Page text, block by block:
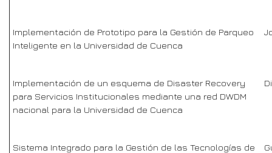
Implementación de Prototipo para la Gestión de Parqueo
Inteligente en la Universidad de Cuenca
Implementación de un esquema de Disaster Recovery
para Servicios Institucionales mediante una red DWDM
nacional para la Universidad de Cuenca
Sistema Integrado para la Gestión de las Tecnologías de